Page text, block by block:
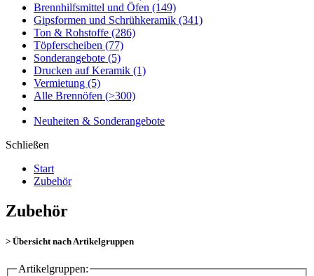
Brennhilfsmittel und Öfen (149)
Gipsformen und Schrühkeramik (341)
Ton & Rohstoffe (286)
Töpferscheiben (77)
Sonderangebote (5)
Drucken auf Keramik (1)
Vermietung (5)
Alle Brennöfen (>300)
Neuheiten & Sonderangebote
Schließen
Start
Zubehör
Zubehör
> Übersicht nach Artikelgruppen
Artikelgruppen: